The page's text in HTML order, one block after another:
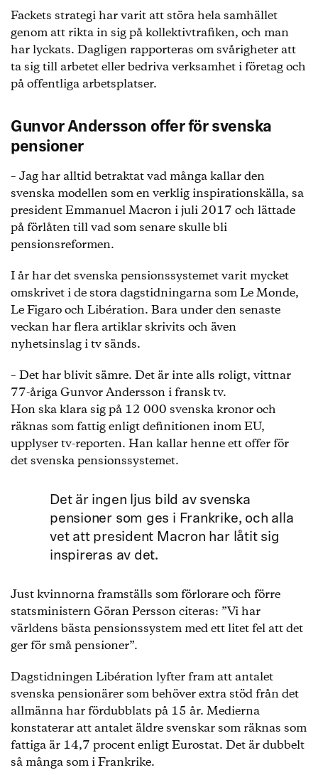
Fackets strategi har varit att störa hela samhället
genom att rikta in sig på kollektivtrafiken, och man
har lyckats. Dagligen rapporteras om svårigheter att
ta sig till arbetet eller bedriva verksamhet i företag och
på offentliga arbetsplatser.
Gunvor Andersson offer för svenska
pensioner
– Jag har alltid betraktat vad många kallar den
svenska modellen som en verklig inspirationskälla, sa
president Emmanuel Macron i juli 2017 och lättade
på förlåten till vad som senare skulle bli
pensionsreformen.
I år har det svenska pensionssystemet varit mycket
omskrivet i de stora dagstidningarna som Le Monde,
Le Figaro och Libération. Bara under den senaste
veckan har flera artiklar skrivits och även
nyhetsinslag i tv sänds.
– Det har blivit sämre. Det är inte alls roligt, vittnar
77-åriga Gunvor Andersson i fransk tv.
Hon ska klara sig på 12 000 svenska kronor och
räknas som fattig enligt definitionen inom EU,
upplyser tv-reporten. Han kallar henne ett offer för
det svenska pensionssystemet.
Det är ingen ljus bild av svenska
pensioner som ges i Frankrike, och alla
vet att president Macron har låtit sig
inspireras av det.
Just kvinnorna framställs som förlorare och förre
statsministern Göran Persson citeras: ”Vi har
världens bästa pensionssystem med ett litet fel att det
ger för små pensioner”.
Dagstidningen Libération lyfter fram att antalet
svenska pensionärer som behöver extra stöd från det
allmänna har fördubblats på 15 år. Medierna
konstaterar att antalet äldre svenskar som räknas som
fattiga är 14,7 procent enligt Eurostat. Det är dubbelt
så många som i Frankrike.